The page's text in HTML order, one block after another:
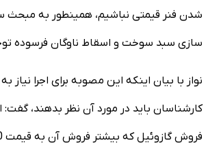
شدن فنر قیمتی نباشیم، همینطور به
سازی سبد سوخت و اسقاط ناوگان فرسوده
نواز با بیان اینکه این مصوبه برای اجرا نیاز
کارشناسان باید در مورد آن نظر بدهند، گفت: